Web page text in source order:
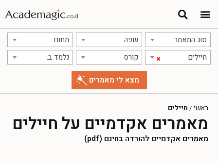
סוג המאמר שפה תחום
× חיילים קורס נלמד ב:
ראשי / חיילים
מאמרים אקדמיים על חיילים
מאמרים אקדמיים להורדה בחינם (pdf)